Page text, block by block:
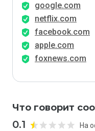
google.com
netflix.com
facebook.com
apple.com
foxnews.com
Что говорит
0.1 На